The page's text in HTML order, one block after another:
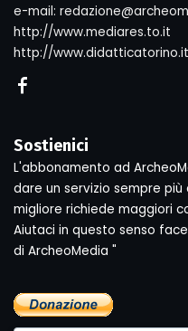
e-mail:
http://www.mediares.to.it
http://www.didatticatorino.it
Sostienici
L'abbonamento ad
dare un servizio sempre
migliore richiede maggiori
Aiutaci in questo senso
di ArcheoMedia "